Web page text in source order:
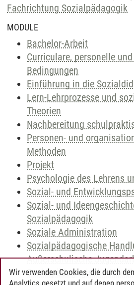
Fachrichtung Sozialpädagogik
MODULE
Bachelor-Arbeit
Curriculare, personelle
Bedingungen
Einführung in die
Lern-Lehrprozesse und
Theorien
Nachbereitung
Personen- und
Methoden
Projekt
Psychologie des Lehrens
Sozial- und
Sozial- und
Sozialpädagogik
Soziale Administration
Sozialpädagogische
Außerschulische
Sozialpädagogische
Wir verwenden Cookies, die durch
Analytics gesetzt und auf denen